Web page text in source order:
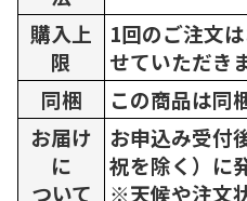
購入上
限
1回のご注文
せていただき
同梱
この商品は同
お届け
に
ついて
お申込み受付
祝を除く）に
※天候や注文